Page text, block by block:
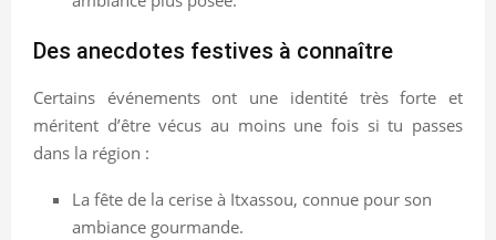
Des anecdotes festives à connaître
Certains événements ont une identité très forte et
méritent d’être vécus au moins une fois si tu passes
dans la région :
La fête de la cerise à Itxassou, connue pour son
ambiance gourmande.